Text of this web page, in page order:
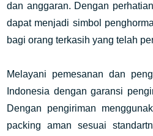
dan anggaran. Dengan
dapat menjadi simbol
bagi orang terkasih yang telah
Melayani pemesanan dan
Indonesia dengan garansi
Dengan pengiriman
packing aman sesuai